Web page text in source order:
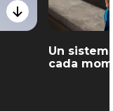
Un
cada